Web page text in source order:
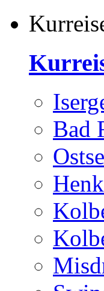
Bad